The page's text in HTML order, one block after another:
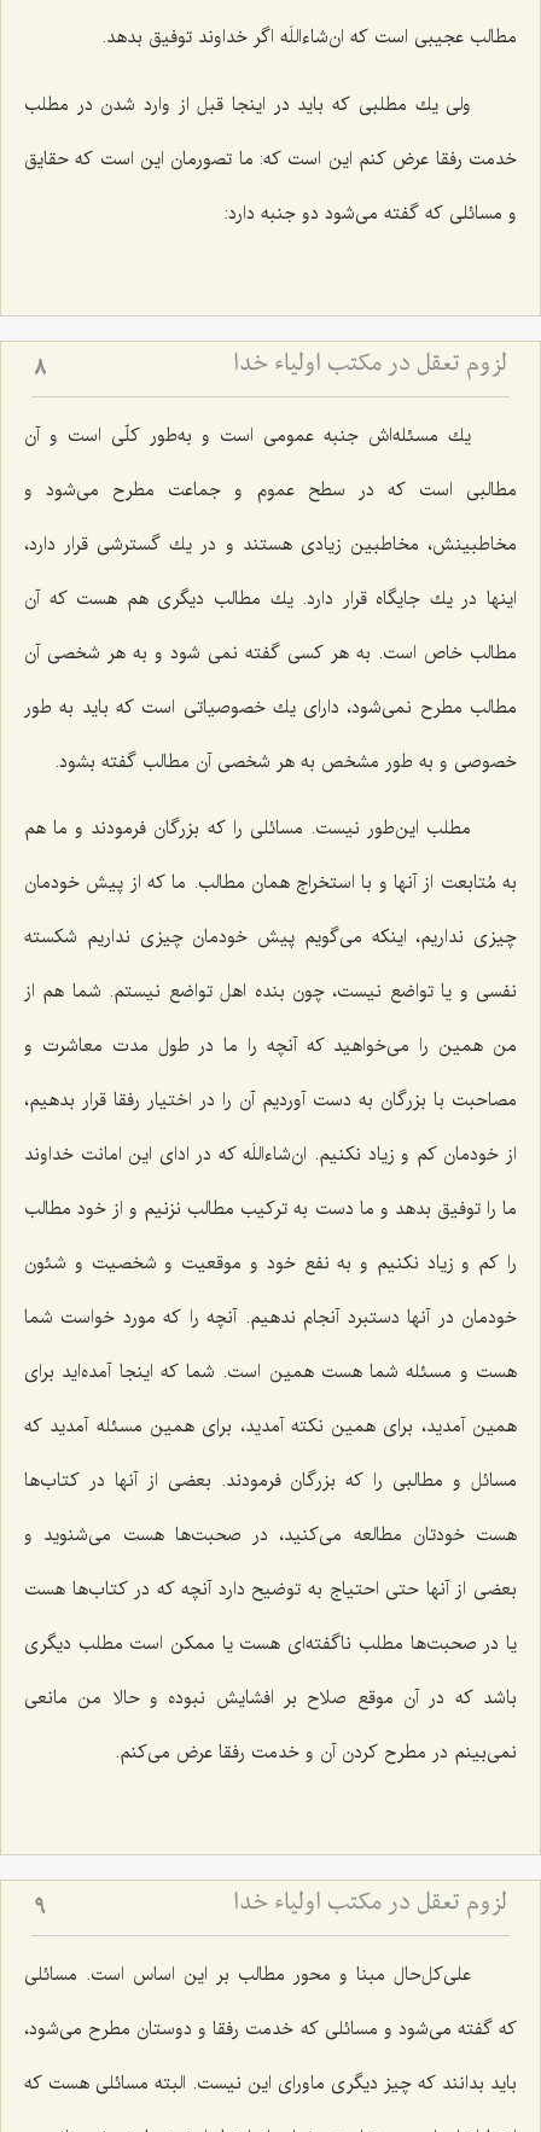
مطالب عجیبی است كه ان‌شاءاللَه اگر خداوند توفیق بدهد.
ولی یك مطلبی كه باید در اینجا قبل از وارد شدن در مطلب
خدمت رفقا عرض كنم این است كه: ما تصورمان این است كه حقایق
و مسائلی كه گفته می‌شود دو جنبه دارد:
لزوم تعقل در مکتب اولیاء خدا 8
یك مسئله‌اش جنبه عمومی است و به‌طور كلّی است و آن
مطالبی است كه در سطح عموم و جماعت مطرح می‌شود و
مخاطبینش، مخاطبین زیادی هستند و در یك گسترشی قرار دارد،
اینها در یك جایگاه قرار دارد. یك مطالب دیگری هم هست كه آن
مطالب خاص است. به هر كسی گفته نمی شود و به هر شخصی آن
مطالب مطرح نمی‌شود، دارای یك خصوصیاتی است كه باید به طور
خصوصی و به طور مشخص به هر شخصی آن مطالب گفته بشود.
مطلب این‌طور نیست. مسائلی را كه بزرگان فرمودند و ما هم
به مُتابعت از آنها و با استخراج همان مطالب. ما كه از پیش خودمان
چیزی نداریم، اینكه می‌گویم پیش خودمان چیزی نداریم شكسته
نفسی و یا تواضع نیست، چون بنده اهل تواضع نیستم. شما هم از
من همین را می‌خواهید كه آنچه را ما در طول مدت معاشرت و
مصاحبت با بزرگان به دست آوردیم آن را در اختیار رفقا قرار بدهیم،
از خودمان كم و زیاد نكنیم. ان‌شاءاللَه كه در ادای این امانت خداوند
ما را توفیق بدهد و ما دست به تركیب مطالب نزنیم و از خود مطالب
را كم و زیاد نكنیم و به نفع خود و موقعیت و شخصیت و شئون
خودمان در آنها دستبرد آنجام ندهیم. آنچه را كه مورد خواست شما
هست و مسئله شما هست همین است. شما كه اینجا آمده‌اید برای
همین آمدید، برای همین نكته آمدید، برای همین مسئله آمدید كه
مسائل و مطالبی را كه بزرگان فرمودند. بعضی از آنها در كتاب‌ها
هست خودتان مطالعه می‌كنید، در صحبت‌ها هست می‌شنوید و
بعضی از آنها حتی احتیاج به توضیح دارد آنچه كه در كتاب‌ها هست
یا در صحبت‌ها مطلب ناگفته‌ای هست یا ممكن است مطلب دیگری
باشد كه در آن موقع صلاح بر افشایش نبوده و حالا من مانعی
نمی‌بینم در مطرح كردن آن و خدمت رفقا عرض می‌كنم.
لزوم تعقل در مکتب اولیاء خدا 9
علی‌كل‌حال مبنا و محور مطالب بر این اساس است. مسائلی
كه گفته می‌شود و مسائلی كه خدمت رفقا و دوستان مطرح می‌شود،
باید بدانند كه چیز دیگری ماورای این نیست. البته مسائلی هست كه